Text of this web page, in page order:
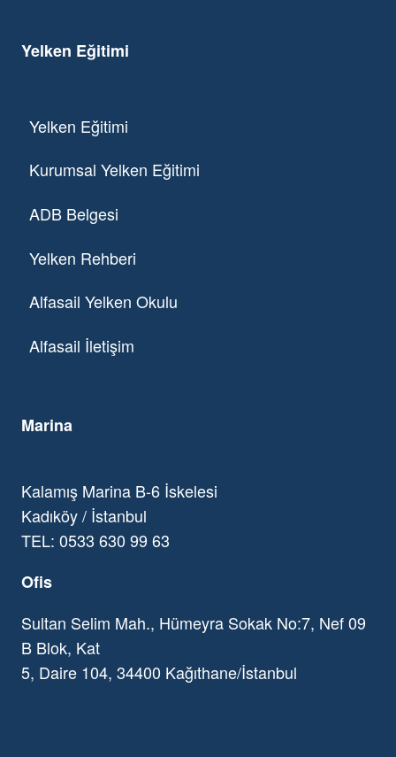
Yelken Eğitimi
Yelken Eğitimi
Kurumsal Yelken Eğitimi
ADB Belgesi
Yelken Rehberi
Alfasail Yelken Okulu
Alfasail İletişim
Marina
Kalamış Marina B-6 İskelesi
Kadıköy / İstanbul
TEL: 0533 630 99 63
Ofis
Sultan Selim Mah., Hümeyra Sokak No:7, Nef 09
B Blok, Kat
5, Daire 104, 34400 Kağıthane/İstanbul